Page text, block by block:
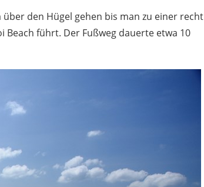
den Hügel gehen bis man zu einer recht
führt. Der Fußweg dauerte etwa 10